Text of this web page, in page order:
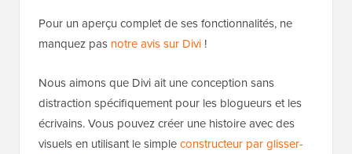
Pour un aperçu complet de ses fonctionnalités, ne
manquez pas notre avis sur Divi !
Nous aimons que Divi ait une conception sans
distraction spécifiquement pour les blogueurs et les
écrivains. Vous pouvez créer une histoire avec des
visuels en utilisant le simpleconstructeur par glisser-